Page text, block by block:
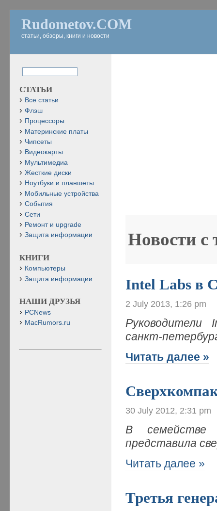
Rudometov.COM
статьи, обзоры, книги и новости
Новости с
Intel Labs в
2 July 2013, 1:26 pm
Руководители
санкт-
Читать далее »
30 July 2012, 2:31 pm
В семействе
представила
Читать далее »
Третья
СТАТЬИ
Все статьи
Флэш
Процессоры
Материнские платы
Чипсеты
Видеокарты
Мультимедиа
Жесткие диски
Ноутбуки и планшеты
Мобильные устройства
События
Сети
Ремонт и upgrade
Защита информации
КНИГИ
Компьютеры
Защита информации
НАШИ ДРУЗЬЯ
PCNews
MacRumors.ru